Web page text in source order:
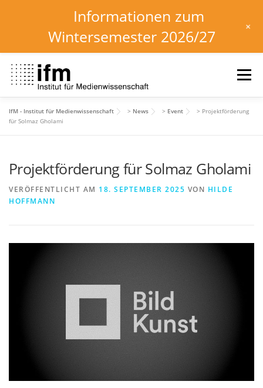
Inhalt
springen
Menü
HOME
INSTITUT FORSCHUNG DOWNLOADS
IfM - Institut für Medienwissenschaft > News > Event > Projektförderung
für Solmaz Gholami
Projektförderung für Solmaz Gholami
VERÖFFENTLICHT AM 18. SEPTEMBER 2025 VON HILDE
HOFFMANN
Informationen zum
Wintersemester 2026/27
+